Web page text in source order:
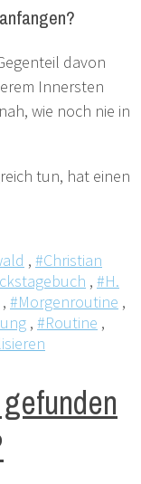
davon
Innersten
wie noch nie in
tun, hat einen
, #Christian
, #H.
, #Morgenroutine ,
, #Routine ,